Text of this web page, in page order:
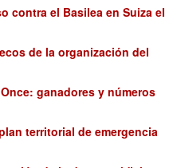
contra el Basilea en Suiza el
de la organización del
ganadores y números
territorial de emergencia